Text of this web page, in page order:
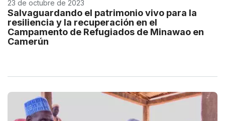
23 de octubre de 2023
Salvaguardando el patrimonio vivo para la
resiliencia y la recuperación en el
Campamento de Refugiados de Minawao en
Camerún